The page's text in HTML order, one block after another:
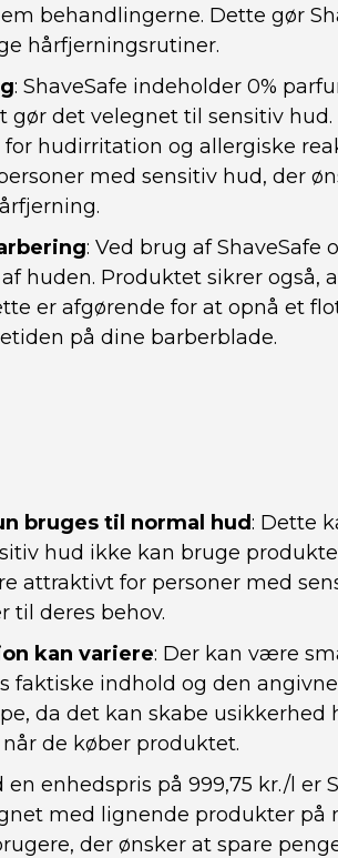
behandlingerne. Dette gør
hårfjerningsrutiner.
: ShaveSafe indeholder 0%
gør det velegnet til sensitiv
hudirritation og allergiske
med sensitiv hud, der
: Ved brug af ShaveSafe
huden. Produktet sikrer også,
er afgørende for at opnå et
på dine barberblade.
bruges til normal hud: Dette
hud ikke kan bruge
attraktivt for personer med
til deres behov.
kan variere: Der kan være
faktiske indhold og den
da det kan skabe usikkerhed
de køber produktet.
en enhedspris på 999,75 kr./l er
med lignende produkter
der ønsker at spare